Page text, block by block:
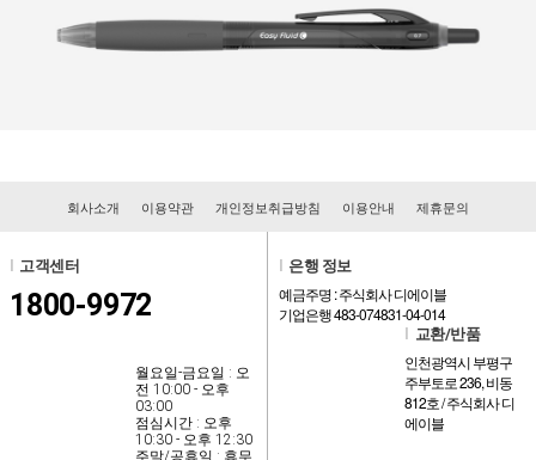
회사소개 이용약관 개인정보취급방침 이용안내 제휴문의
l 고객센터
1800-9972
월요일-금요일 : 오
전 10:00 - 오후
03:00
점심시간 : 오후
10:30 - 오후 12:30
주말/공휴일 : 휴무
l 은행 정보
예금주명 : 주식회사 디에이블
기업은행 483-074831-04-014
l 교환/반품
인천광역시 부평구
주부토로 236, 비동
812호 / 주식회사 디
에이블